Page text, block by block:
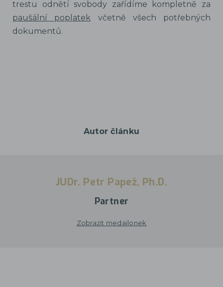
trestu odnětí svobody zařídíme kompletně za
paušální poplatek včetně všech potřebných
dokumentů.
Autor článku
JUDr. Petr Papež, Ph.D.
Partner
Zobrazit medailonek